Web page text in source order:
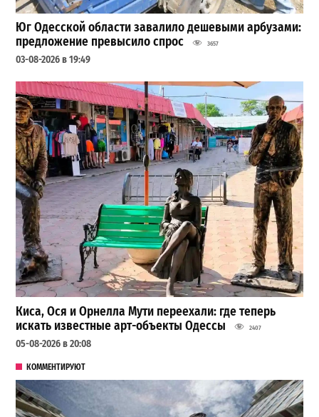
Юг Одесской области завалило дешевыми арбузами:
предложение превысило спрос
3657
03-08-2026 в 19:49
Киса, Ося и Орнелла Мути переехали: где теперь
искать известные арт-объекты Одессы
2407
05-08-2026 в 20:08
КОММЕНТИРУЮТ